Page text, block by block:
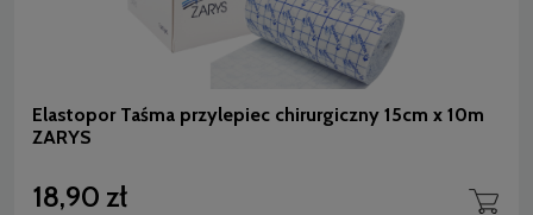
Elastopor Taśma przylepiec chirurgiczny 15cm x 10m
ZARYS
18,90 zł